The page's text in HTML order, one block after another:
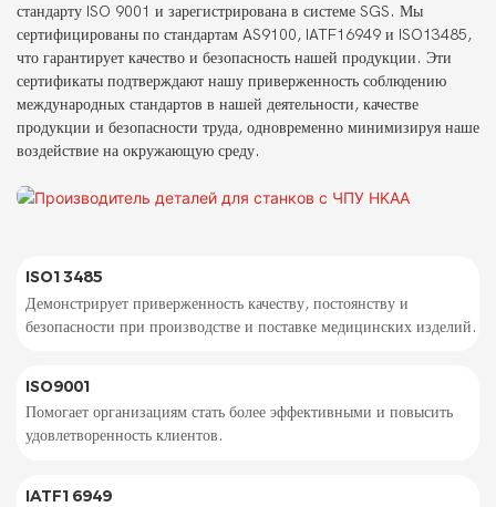
стандарту ISO 9001 и зарегистрирована в системе SGS. Мы
сертифицированы по стандартам AS9100, IATF16949 и ISO13485,
что гарантирует качество и безопасность нашей продукции. Эти
сертификаты подтверждают нашу приверженность соблюдению
международных стандартов в нашей деятельности, качестве
продукции и безопасности труда, одновременно минимизируя наше
воздействие на окружающую среду.
ISO13485
Демонстрирует приверженность качеству, постоянству и
безопасности при производстве и поставке медицинских изделий.
ISO9001
Помогает организациям стать более эффективными и повысить
удовлетворенность клиентов.
IATF16949